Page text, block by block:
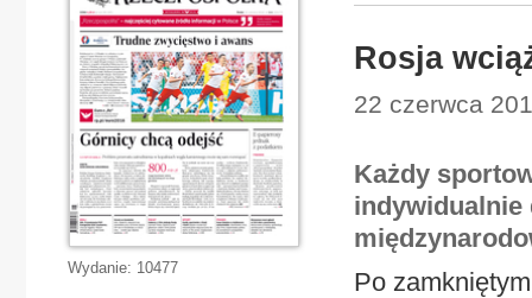
Rosja
22 czerwca
Każdy
indywidualnie
Po
Wydanie: 10477